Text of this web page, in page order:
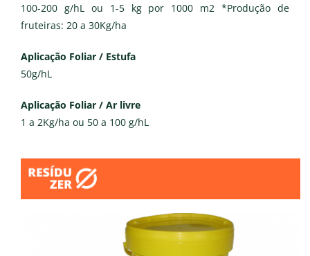
100-200 g/hL ou 1-5 kg por 1000 m2 *Produção de
fruteiras: 20 a 30Kg/ha
Aplicação Foliar / Estufa
50g/hL
Aplicação Foliar / Ar livre
1 a 2Kg/ha ou 50 a 100 g/hL